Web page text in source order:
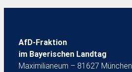
AfD-Fraktion
im Bayerischen Landtag
Maximilianeum – 81627 München